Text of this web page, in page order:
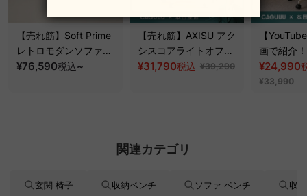
【売れ筋】Soft Prime
レトロモダンソファベ
ッド｜20色以上から選
¥76,590税込~
【売れ筋】AXISU アク
シスコアライトオフィ
スチェア
¥31,790税込 ¥39,290
【
画で紹介
クシスエ
オフィス
¥24,990
¥33,990
関連カテゴリ
玄関 椅子 収納ベンチ ソファ ベンチ 収